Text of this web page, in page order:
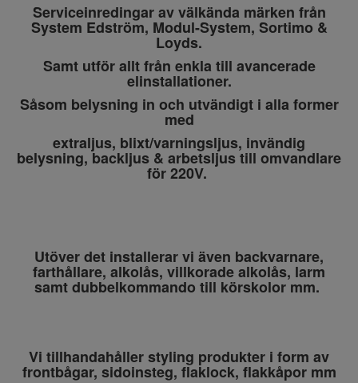
Serviceinredingar av välkända märken från
System Edström, Modul-System, Sortimo &
Loyds.
Samt utför allt från enkla till avancerade
elinstallationer.
Såsom belysning in och utvändigt i alla former
med
extraljus, blixt/varningsljus, invändig
belysning, backljus & arbetsljus till omvandlare
för 220V.
Utöver det installerar vi även backvarnare,
farthållare, alkolås, villkorade alkolås, larm
samt dubbelkommando till körskolor mm.
Vi tillhandahåller styling produkter i form av
frontbågar, sidoinsteg, flaklock, flakkåpor mm